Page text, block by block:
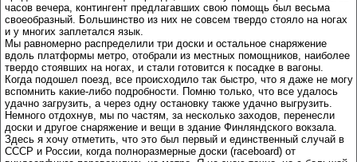
часов вечера, контингент предлагавших свою помощь был весьма
своеобразный. Большинство из них не совсем твердо стояло на ногах
и у многих заплетался язык.
Мы равномерно распределили три доски и остальное снаряжение
вдоль платформы метро, отобрали из местных помощников, наиболее
твердо стоявших на ногах, и стали готовится к посадке в вагоны.
Когда подошел поезд, все происходило так быстро, что я даже не могу
вспомнить какие-либо подробности. Помню только, что все удалось
удачно загрузить, а через одну остановку также удачно выгрузить.
Немного отдохнув, мы по частям, за несколько заходов, перенесли
доски и другое снаряжение и вещи в здание Финляндского вокзала.
Здесь я хочу отметить, что это был первый и единственный случай в
СССР и России, когда полноразмерные доски (raceboard) от